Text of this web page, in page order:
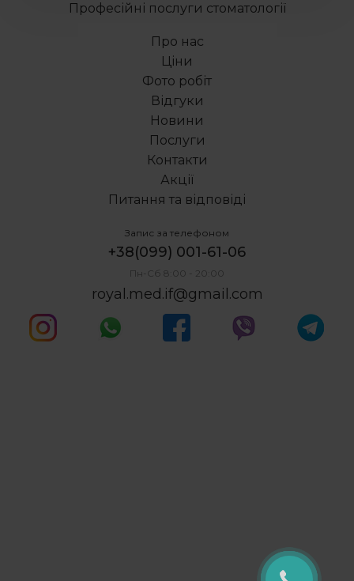
Професійні послуги стоматології
Про нас
Ціни
Фото робіт
Відгуки
Новини
Послуги
Контакти
Акції
Питання та відповіді
Запис за телефоном
+38(099) 001-61-06
Пн-Сб 8:00 - 20:00
royal.med.if@gmail.com